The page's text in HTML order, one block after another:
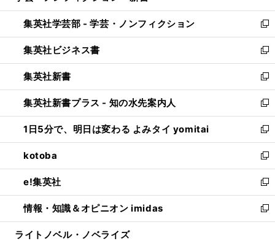
開
く
ウ
で
開
く
ン
ド
ウ
で
開
く
ウ
ィ
ン
ド
ウ
で
開
く
集英社学芸部 - 学芸・ノンフィクション
新
し
い
ウ
ィ
ン
ド
ウ
で
開
く
集英社ビジネス書
新
し
い
ウ
ィ
ン
ド
ウ
で
開
く
集英社新書
新
し
い
ウ
ィ
ン
ド
ウ
で
開
く
集英社新書プラス - 知の水先案内人
新
し
い
ウ
ィ
ン
ド
ウ
で
開
1日5分で、明日は変わる よみタイ yomitai
新
し
い
ウ
ィ
ン
ド
ウ
kotoba
新
し
い
ウ
ィ
ン
e!集英社
新
し
い
ウ
情報・知識＆オピニオン imidas
新
し
ライトノベル・ノベライズ